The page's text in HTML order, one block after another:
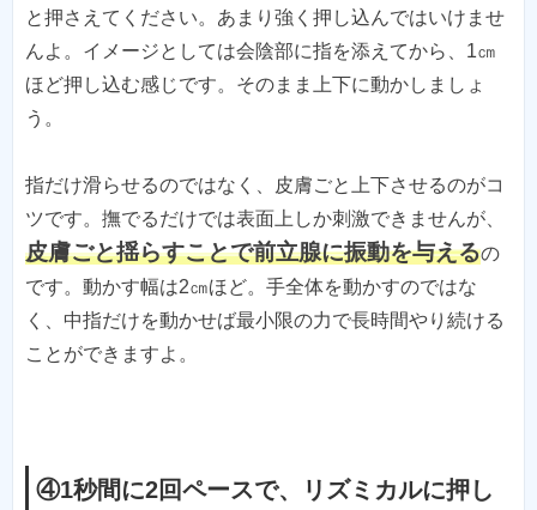
と押さえてください。あまり強く押し込んではいけませ
んよ。イメージとしては会陰部に指を添えてから、1㎝
ほど押し込む感じです。そのまま上下に動かしましょ
う。
指だけ滑らせるのではなく、皮膚ごと上下させるのがコ
ツです。撫でるだけでは表面上しか刺激できませんが、
皮膚ごと揺らすことで前立腺に振動を与えるの
です。動かす幅は2㎝ほど。手全体を動かすのではな
く、中指だけを動かせば最小限の力で長時間やり続ける
ことができますよ。
④1秒間に2回ペースで、リズミカルに押し